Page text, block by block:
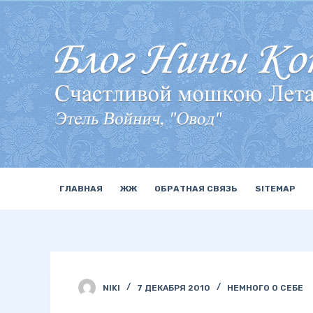
П
е
р
е
й
т
и
к
с
ГЛАВНАЯ ЖЖ ОБРАТНАЯ СВЯЗЬ SITEMAP
NIKI 7 ДЕКАБРЯ 2010 НЕМНОГО О СЕБЕ